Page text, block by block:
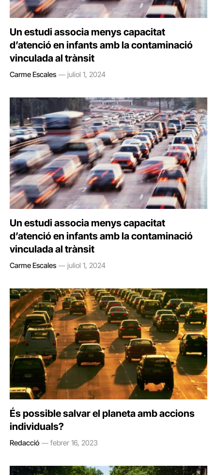
Un estudi associa menys capacitat
d’atenció en infants amb la contaminació
vinculada al trànsit
Carme Escales juliol 1, 2024
Un estudi associa menys capacitat
d’atenció en infants amb la contaminació
vinculada al trànsit
Carme Escales juliol 1, 2024
És possible salvar el planeta amb accions
individuals?
Redacció febrer 16, 2023